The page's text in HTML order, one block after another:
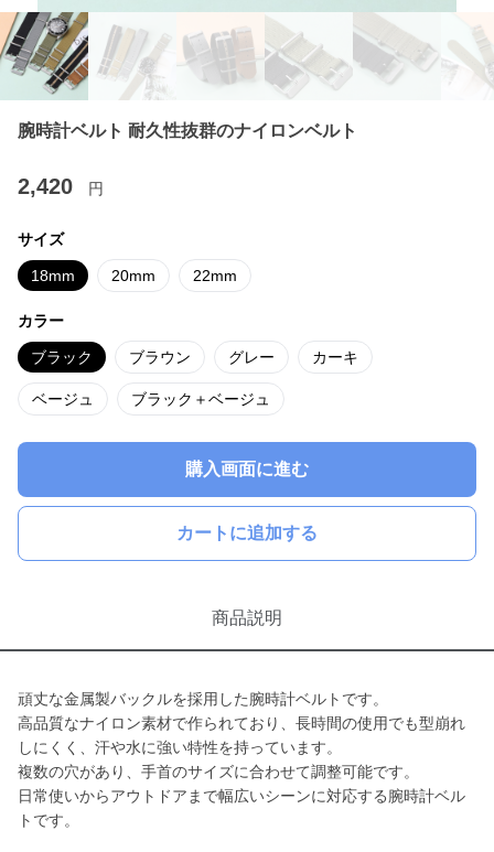
腕時計ベルト 耐久性抜群のナイロンベルト
2,420 円
サイズ
18mm 20mm 22mm
カラー
ブラック ブラウン グレー カーキ
ベージュ ブラック＋ベージュ
購入画面に進む
カートに追加する
商品説明
頑丈な金属製バックルを採用した腕時計ベルトです。
高品質なナイロン素材で作られており、長時間の使用でも型崩れ
しにくく、汗や水に強い特性を持っています。
複数の穴があり、手首のサイズに合わせて調整可能です。
日常使いからアウトドアまで幅広いシーンに対応する腕時計ベル
トです。